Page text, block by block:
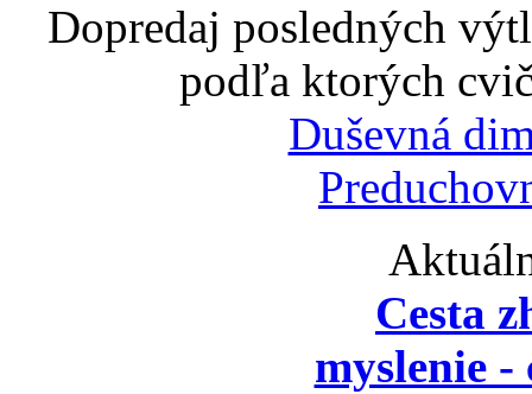
Dopredaj posledných
podľa ktorých
Duševná
Cesta
myslenie